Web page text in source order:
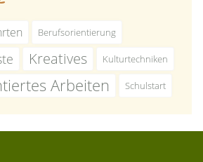
Berufsorientierung
Kreatives Kulturtechniken
Arbeiten Schulstart